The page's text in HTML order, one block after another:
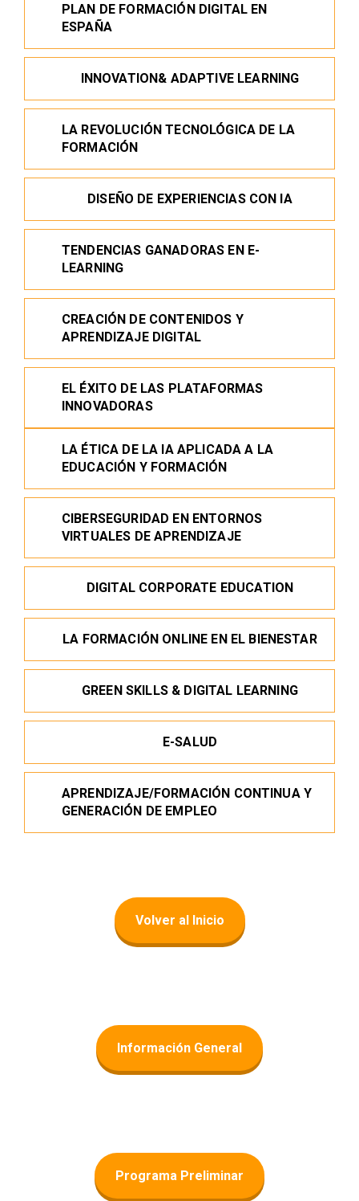
PLAN DE FORMACIÓN DIGITAL EN
ESPAÑA
INNOVATION& ADAPTIVE LEARNING
LA REVOLUCIÓN TECNOLÓGICA DE LA
FORMACIÓN
DISEÑO DE EXPERIENCIAS CON IA
TENDENCIAS GANADORAS EN E-
LEARNING
CREACIÓN DE CONTENIDOS Y
APRENDIZAJE DIGITAL
EL ÉXITO DE LAS PLATAFORMAS
INNOVADORAS
LA ÉTICA DE LA IA APLICADA A LA
EDUCACIÓN Y FORMACIÓN
CIBERSEGURIDAD EN ENTORNOS
VIRTUALES DE APRENDIZAJE
DIGITAL CORPORATE EDUCATION
LA FORMACIÓN ONLINE EN EL BIENESTAR
GREEN SKILLS & DIGITAL LEARNING
E-SALUD
APRENDIZAJE/FORMACIÓN CONTINUA Y
GENERACIÓN DE EMPLEO
Volver al Inicio
Información General
Programa Preliminar